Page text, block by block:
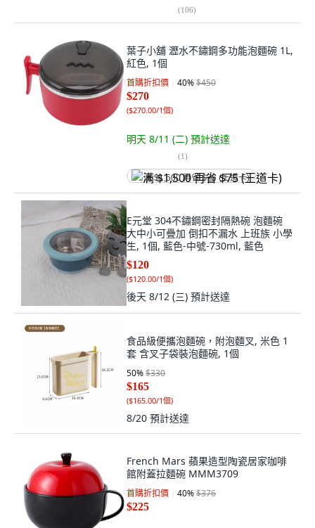
(106)
葉子小舖 瀝水不鏽鋼多功能泡麵碗 1L,
紅色, 1個
首購折扣價 40%$450
$270
($270.00/1個)
明天 8/11 (二) 預計送達
(1)
满 $1,500 再省 $75 (王道卡)
E元堂 304不鏽鋼密封隔熱碗 泡麵碗
大中小可疊加 倒扣不漏水 上班族 小學
生, 1個, 藍色-中號-730ml, 藍色
$120
($120.00/1個)
後天 8/12 (三) 預計送達
食品級便攜泡麵碗，附泡麵叉, 米色 1
套 含叉子袋裝泡麵碗, 1個
50%$330
$165
($165.00/1個)
8/20 預計送達
French Mars 蘋果造型陶瓷居家咖啡
館附蓋拉麵碗 MMM3709
首購折扣價 40%$376
$225